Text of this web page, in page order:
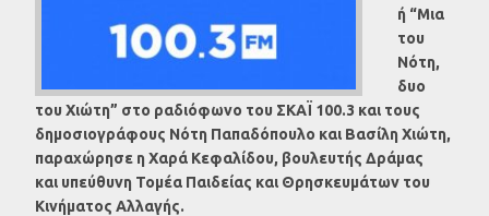
ή “Μια
του
Νότη,
δυο
του Χιώτη” στο ραδιόφωνο του ΣΚΑΪ 100.3 και τους
δημοσιογράφους Νότη Παπαδόπουλο και Βασίλη Χιώτη,
παραχώρησε η Χαρά Κεφαλίδου, βουλευτής Δράμας
και υπεύθυνη Τομέα Παιδείας και Θρησκευμάτων του
Κινήματος Αλλαγής.